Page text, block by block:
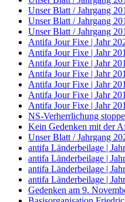
Unser Blatt / Jahrgang
Unser Blatt / Jahrgang
Unser Blatt / Jahrgang
Antifa Jour Fixe | Jahr
Antifa Jour Fixe | Jahr
Antifa Jour Fixe | Jahr
Antifa Jour Fixe | Jahr
Antifa Jour Fixe | Jahr
Antifa Jour Fixe | Jahr
Antifa Jour Fixe | Jahr
NS-Verherrlichung
Kein Gedenken mit der
Unser Blatt / Jahrgang
antifa Länderbeilage |
antifa Länderbeilage |
antifa Länderbeilage |
antifa Länderbeilage |
Gedenken am 9.